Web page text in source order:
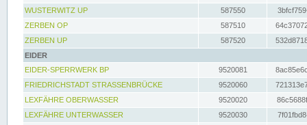
WUSTERWITZ UP
587550
ZERBEN OP
587510
ZERBEN UP
587520
EIDER
EIDER-SPERRWERK BP
9520081
FRIEDRICHSTADT STRASSENBRÜCKE
9520060
LEXFÄHRE OBERWASSER
9520020
LEXFÄHRE UNTERWASSER
9520030